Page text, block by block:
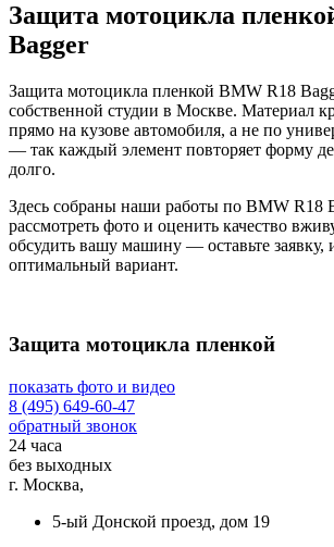
Защита мотоцикла
Bagger
Защита мотоцикла пленкой BMW R18
собственной студии в Москве. Материал
прямо на кузове автомобиля, а не по
— так каждый элемент повторяет форму
долго.
Здесь собраны наши работы по BMW R18
рассмотреть фото и оценить качество
обсудить вашу машину — оставьте
оптимальный вариант.
Защита мотоцикла пленкой
показать фото и видео
8 (495) 649-60-47
обратный звонок
24 часа
без выходных
г. Москва,
5-ый Донской проезд, дом 19